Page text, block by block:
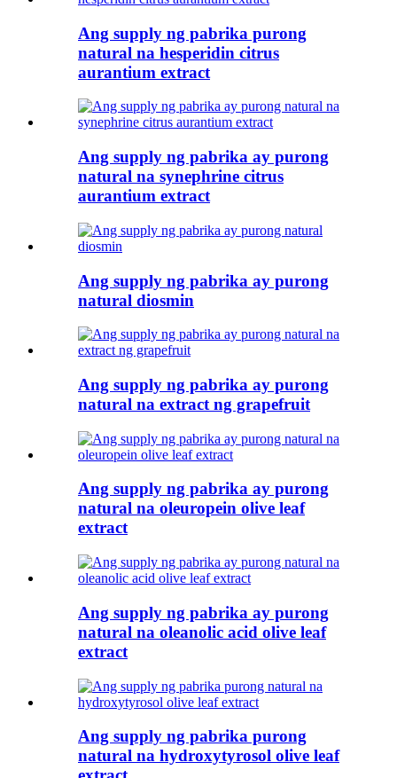
Ang supply ng pabrika purong
natural na hesperidin citrus
aurantium extract
Ang supply ng pabrika ay purong
natural na synephrine citrus
aurantium extract
Ang supply ng pabrika ay purong
natural diosmin
Ang supply ng pabrika ay purong
natural na extract ng grapefruit
Ang supply ng pabrika ay purong
natural na oleuropein olive leaf
extract
Ang supply ng pabrika ay purong
natural na oleanolic acid olive leaf
extract
Ang supply ng pabrika purong
natural na hydroxytyrosol olive leaf